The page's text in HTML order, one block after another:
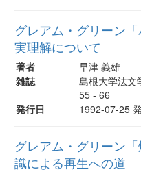
グレアム・グリーン
実理解について
著者
早津 義雄
雑誌
島根大学法文
55 - 66
発行日
1992-07-25
グレアム・グリーン
識による再生への道